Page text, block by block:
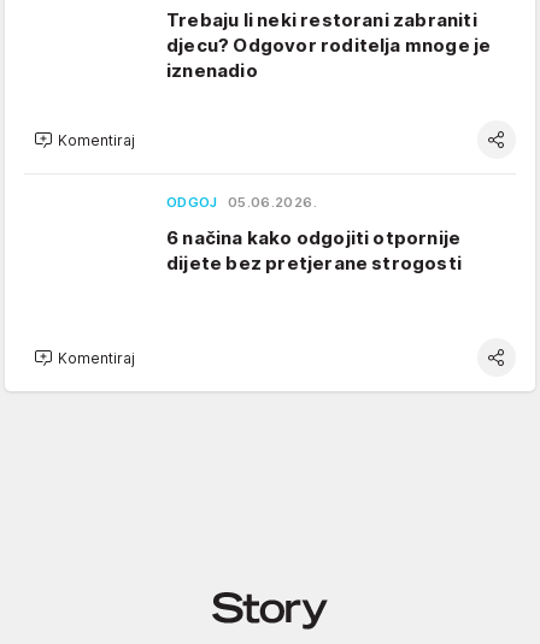
Trebaju li neki restorani zabraniti
djecu? Odgovor roditelja mnoge je
iznenadio
Komentiraj
ODGOJ 05.06.2026.
6 načina kako odgojiti otpornije
dijete bez pretjerane strogosti
Komentiraj